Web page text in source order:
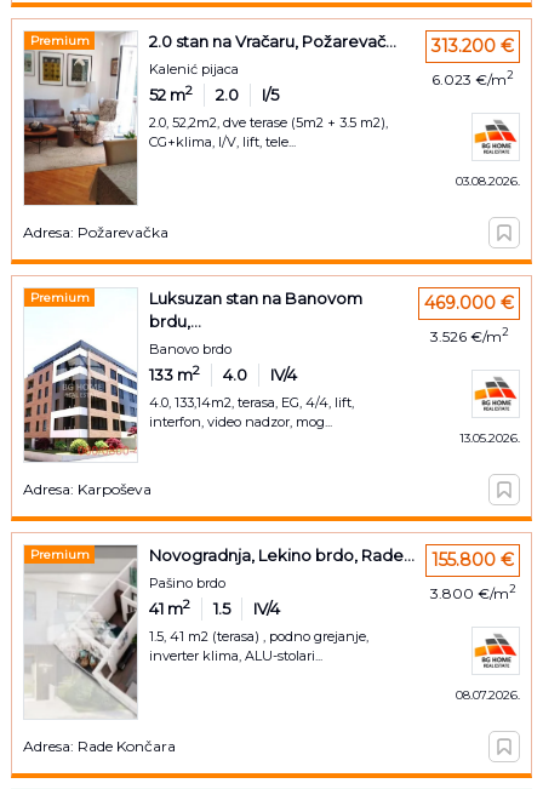
Premium 2.0 stan na Vračaru, Požarevač...
Kalenić pijaca
52 m2 2.0 I/5
2.0, 52,2m2, dve terase (5m2 + 3.5 m2),
CG+klima, I/V, lift, tele...
313.200 €
6.023 €/m2
03.08.2026.
Adresa: Požarevačka
Premium
Luksuzan stan na Banovom
brdu,...
Banovo brdo
133 m2 4.0 IV/4
4.0, 133,14m2, terasa, EG, 4/4, lift,
interfon, video nadzor, mog...
469.000 €
3.526 €/m2
13.05.2026.
Adresa: Karpoševa
Premium Novogradnja, Lekino brdo, Rade...
Pašino brdo
41 m2 1.5 IV/4
1.5, 41 m2 (terasa) , podno grejanje,
inverter klima, ALU-stolari...
155.800 €
3.800 €/m2
08.07.2026.
Adresa: Rade Končara